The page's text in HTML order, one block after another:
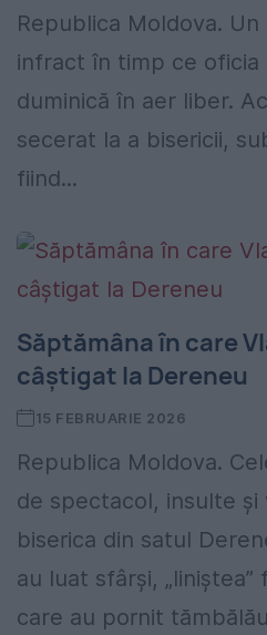
Republica Moldova.
infract în timp ce oficia
duminică în aer liber.
secerat la a bisericii,
fiind...
Săptămâna în care
câştigat la Dereneu
15 FEBRUARIE 2026
Republica Moldova.
de spectacol, insulte şi
biserica din satul
au luat sfârşi, „liniştea”
care au pornit